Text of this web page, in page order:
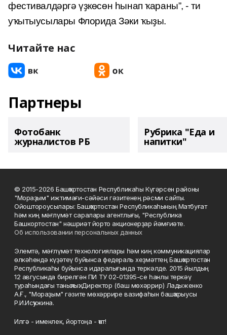
фестивалдәргә үҙкөсөн һынап ҡараны”, - ти
уҡытыусылары Флорида Зәки ҡыҙы.
Читайте нас
Партнеры
Фотобанк
журналистов РБ
Рубрика "Еда и
напитки"
© 2015-2026 Башҡортостан Республикаһы Күгәрсен районы
"Мораҙым" ижтимағи-сәйәси гәзитенең рәсми сайты.
Ойоштороусылары: Башҡортостан Республикаһының Матбуғат
һәм киң мәғлүмәт саралары агентлығы, "Республика
Башкортостан" нәшриәт йорто акционерҙар йәмғиәте.
Об использовании персональных данных
Элемтә, мәғлүмәт технологиялары һәм киң коммуникациялар
өлкәһендә күҙәтеү буйынса федераль хеҙмәттең Башҡортостан
Республикаһы буйынса идаралығында теркәлде. 2015 йылдың
12 авгусында бирелгән ПИ ТУ 02-01395-се һанлы теркәү
тураһындағы таныҡлыҡ. Директор (баш мөхәррир) Ладыженко
А.Ғ., "Мораҙым" гәзите мөхәррире вазифаһын башҡарыусы
Р.И.Исҡужина.
Илгә - именлек, йортоңа - ҡот!